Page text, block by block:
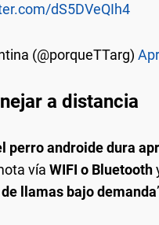
dS5DVeQIh4
(@porqueTTarg)
a distancia
perro androide dura
vía WIFI o Bluetooth
llamas bajo demanda